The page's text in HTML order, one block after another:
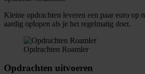
Kleine opdrachten leveren een paar euro op
aardig oplopen als je het regelmatig doet.
Opdrachten Roamler
Opdrachten uitvoeren